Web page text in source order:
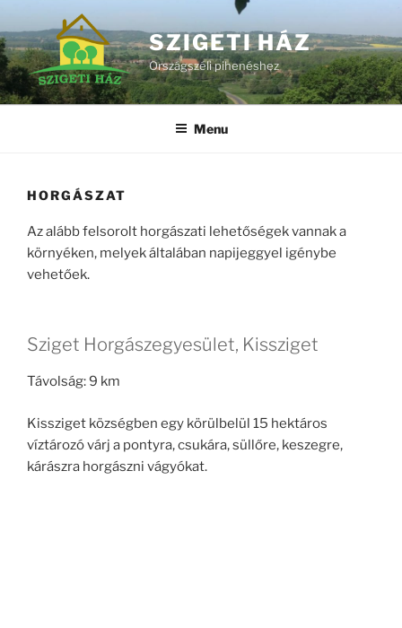
to
content
SZIGETI HÁZ
Országszéli pihenéshez
Menu
HORGÁSZAT
Az alább felsorolt horgászati lehetőségek vannak a
környéken, melyek általában napijeggyel igénybe
vehetőek.
Sziget Horgászegyesület, Kissziget
Távolság: 9 km
Kissziget községben egy körülbelül 15 hektáros
víztározó várj a pontyra, csukára, süllőre, keszegre,
kárászra horgászni vágyókat.